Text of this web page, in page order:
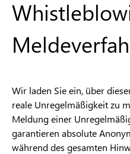
Wir laden Sie ein, über
reale Unregelmäßigkeit zu
Meldung einer
garantieren absolute
während des gesamten